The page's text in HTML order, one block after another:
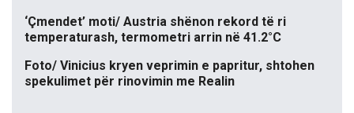
‘Çmendet’ moti/ Austria shënon rekord të ri
temperaturash, termometri arrin në 41.2°C
Foto/ Vinicius kryen veprimin e papritur, shtohen
spekulimet për rinovimin me Realin